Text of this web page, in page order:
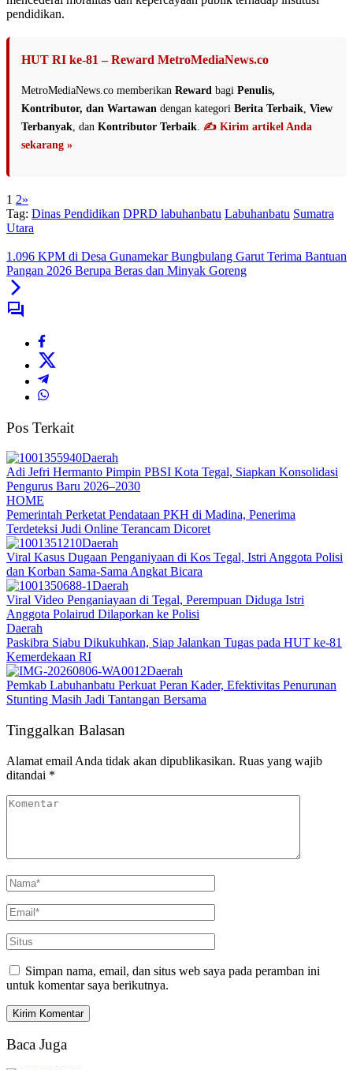
pendidikan.
HUT RI ke-81 – Reward MetroMediaNews.co
MetroMediaNews.co memberikan Reward bagi Penulis,
Kontributor, dan Wartawan dengan kategori Berita Terbaik View
Terbanyak , dan Kontributor Terbaik ✍️ Kirim artikel Anda
sekarang »
1 2»
Tag: Dinas Pendidikan DPRD labuhanbatu Labuhanbatu Sumatra
Utara
1.096 KPM di Desa Gunamekar Bungbulang Garut Terima Bantuan
Pangan 2026 Berupa Beras dan Minyak Goreng
Pos Terkait
Daerah
Adi Jefri Hermanto Pimpin PBSI Kota Tegal, Siapkan Konsolidasi
Pengurus Baru 2026–2030
HOME
Pemerintah Perketat Pendataan PKH di Madina, Penerima
Terdeteksi Judi Online Terancam Dicoret
Daerah
Viral Kasus Dugaan Penganiyaan di Kos Tegal, Istri Anggota Polisi
dan Korban Sama-Sama Angkat Bicara
Daerah
Viral Video Penganiayaan di Tegal, Perempuan Diduga Istri
Anggota Polairud Dilaporkan ke Polisi
Daerah
Paskibra Siabu Dikukuhkan, Siap Jalankan Tugas pada HUT ke-81
Kemerdekaan RI
Daerah
Pemkab Labuhanbatu Perkuat Peran Kader, Efektivitas Penurunan
Stunting Masih Jadi Tantangan Bersama
Tinggalkan Balasan
Alamat email Anda tidak akan dipublikasikan. Ruas yang wajib
ditandai *
Simpan nama, email, dan situs web saya pada peramban ini
untuk komentar saya berikutnya.
Baca Juga